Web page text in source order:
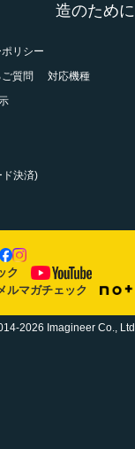
造のために
リシー
質問
対応機種
ド決済)
ク
ルマガチェック
2026 Imagineer Co., Ltd.